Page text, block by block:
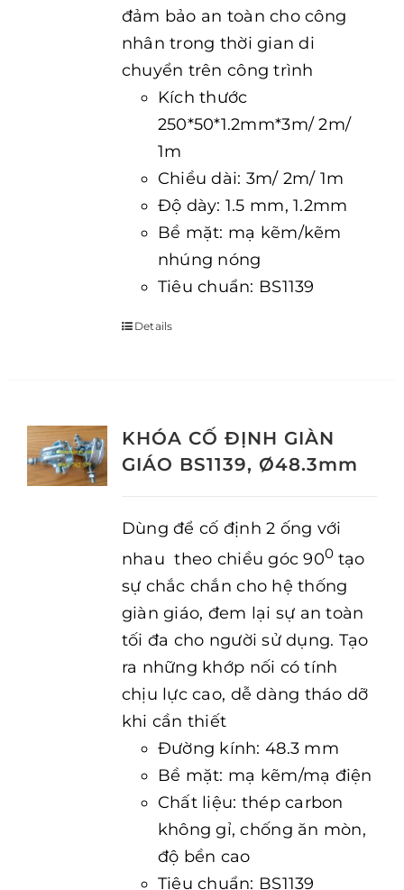
đảm bảo an toàn cho công
nhân trong thời gian di
chuyển trên công trình
Kích thước
250*50*1.2mm*3m/ 2m/
1m
Chiều dài: 3m/ 2m/ 1m
Độ dày: 1.5 mm, 1.2mm
Bề mặt: mạ kẽm/kẽm
nhúng nóng
Tiêu chuẩn: BS1139
Details
KHÓA CỐ ĐỊNH GIÀN
GIÁO BS1139, Ø48.3mm
Dùng để cố định 2 ống với
nhau theo chiều góc 900 tạo
sự chắc chắn cho hệ thống
giàn giáo, đem lại sự an toàn
tối đa cho người sử dụng. Tạo
ra những khớp nối có tính
chịu lực cao, dễ dàng tháo dỡ
khi cần thiết
Đường kính: 48.3 mm
Bề mặt: mạ kẽm/mạ điện
Chất liệu: thép carbon
không gỉ, chống ăn mòn,
độ bền cao
Tiêu chuẩn: BS1139